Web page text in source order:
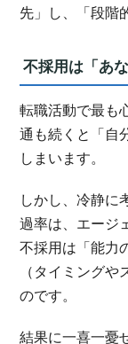
先」し、「段階
不採用は「あ
転職活動で最も
通も続くと「自
しまいます。
しかし、冷静に
過率は、エージ
不採用は「能力
（タイミング
のです。
結果に一喜一憂